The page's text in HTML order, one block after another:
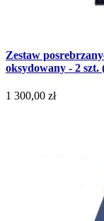
Zestaw
oksydowany - 2 szt.
1 300,00 zł